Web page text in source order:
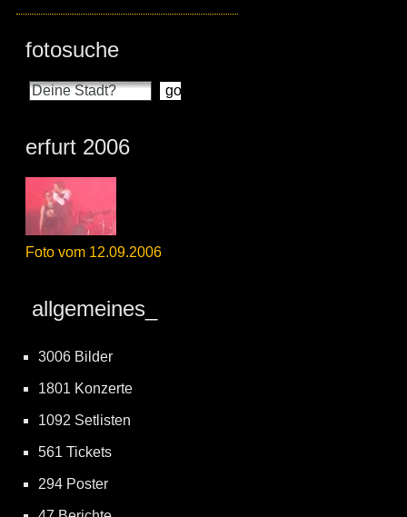
fotosuche
erfurt 2006
Foto vom 12.09.2006
allgemeines_
3006 Bilder
1801 Konzerte
1092 Setlisten
561 Tickets
294 Poster